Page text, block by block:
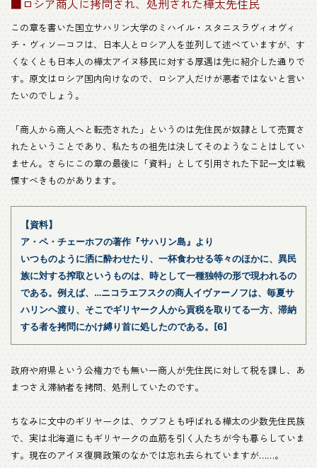
この章を書いた国立サハリン大学のミハイル・スタニスラヴィオヴィ
チ・ヴィソーコフは、日本人とロシア人を並列して述べていますが、す
くなくとも日本人の樺太アイヌ移民に対する厚遇は先に紹介した通りで
す。原文はロシア国内向けなので、ロシア人だけが悪者ではないと言い
たいのでしょう。
「商人から商人へと転売された」というのは先住民が奴隷として売買さ
れたということであり、私たちの祖先は決してそのようなことはしてい
ません。さらにこの章の最後に「資料」として引用された下記一文は戦
慄すべきものがあります。
【資料】
ア・ペ・チェーホフの著作『サハリン島』より
いつものように洒に酔わせたり、一杯食わせる等々のほかに、異民
族に対する搾取というものは、時として一種独特の形で現われるの
である。例えば、…ニコラエフスクの商人イヴァーノフは、毎夏サ
ハリンヘ渡り、そこでギリヤーク人から貢税を取りてる一方、滞納
する者を拷問にかけ縛り首に処したのである。[6]
政府や府県という公権力でも無い一商人が先住民に対して税を課し、あ
まつさえ滞納者を拷問、処刑していたのです。
ちなみに文中のギリヤークは、ウブフとも呼ばれる樺太の少数先住民族
で、実は北海道にもギリヤークの血筋を引く人たちが今も暮らしていま
す。現在のアイヌ復興政策のなかでは忘れ去られていますが……。